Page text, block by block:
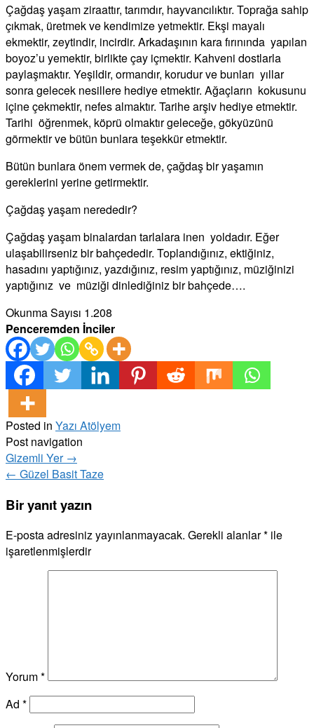
Çağdaş yaşam ziraattır, tarımdır, hayvancılıktır. Toprağa sahip
çıkmak, üretmek ve kendimize yetmektir. Ekşi mayalı
ekmektir, zeytindir, incirdir. Arkadaşının kara fırınında yapılan
boyoz’u yemektir, birlikte çay içmektir. Kahveni dostlarla
paylaşmaktır. Yeşildir, ormandır, korudur ve bunları yıllar
sonra gelecek nesillere hediye etmektir. Ağaçların kokusunu
içine çekmektir, nefes almaktır. Tarihe arşiv hediye etmektir.
Tarihi öğrenmek, köprü olmaktır geleceğe, gökyüzünü
görmektir ve bütün bunlara teşekkür etmektir.
Bütün bunlara önem vermek de, çağdaş bir yaşamın
gereklerini yerine getirmektir.
Çağdaş yaşam nerededir?
Çağdaş yaşam binalardan tarlalara inen yoldadır. Eğer
ulaşabilirseniz bir bahçededir. Toplandığınız, ektiğiniz,
hasadını yaptığınız, yazdığınız, resim yaptığınız, müziğinizi
yaptığınız ve müziği dinlediğiniz bir bahçede….
Okunma Sayısı 1.208
Penceremden İnciler
Posted in Yazı Atölyem
Post navigation
Gizemli Yer →
← Güzel Basit Taze
Bir yanıt yazın
E-posta adresiniz yayınlanmayacak. Gerekli alanlar* ile
işaretlenmişlerdir
Yorum*
Ad *